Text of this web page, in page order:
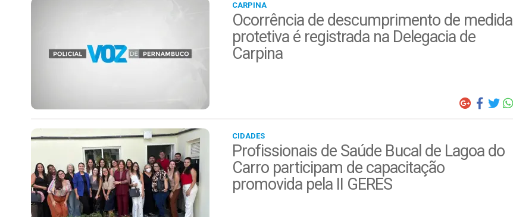
CARPINA
Ocorrência de descumprimento de medida
protetiva é registrada na Delegacia de
Carpina
CIDADES
Profissionais de Saúde Bucal de Lagoa do
Carro participam de capacitação
promovida pela II GERES